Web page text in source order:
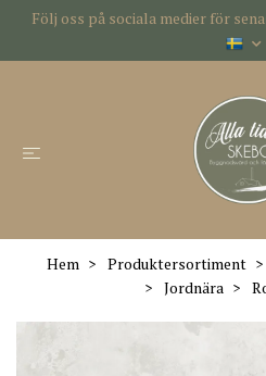
Följ oss på sociala medier för
Hem Produktersortiment
Jordnära